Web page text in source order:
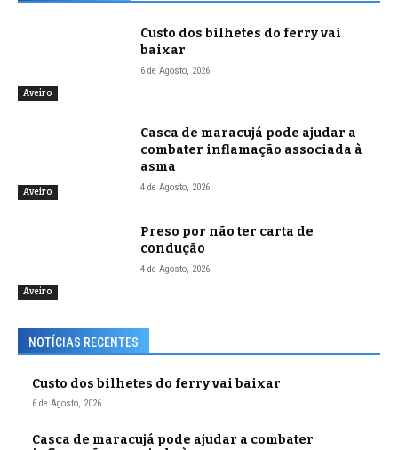
Aveiro
Custo dos bilhetes do ferry vai
baixar
6 de Agosto, 2026
Aveiro
Casca de maracujá pode ajudar a
combater inflamação associada à
asma
4 de Agosto, 2026
Aveiro
Preso por não ter carta de
condução
4 de Agosto, 2026
NOTÍCIAS RECENTES
Custo dos bilhetes do ferry vai baixar
6 de Agosto, 2026
Casca de maracujá pode ajudar a combater